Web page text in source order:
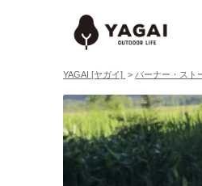
YAGAI [ヤガイ] > バーナー・スト